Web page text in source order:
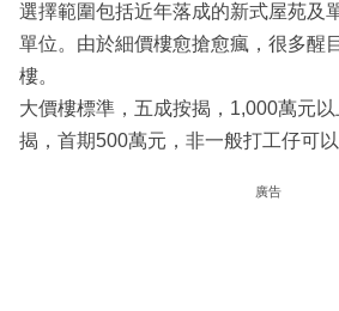
選擇範圍包括近年落成的新式屋苑及
單位。由於細價樓愈搶愈瘋，很多醒
樓。
大價樓標準，五成按揭，1,000萬元
揭，首期500萬元，非一般打工仔可以
廣告